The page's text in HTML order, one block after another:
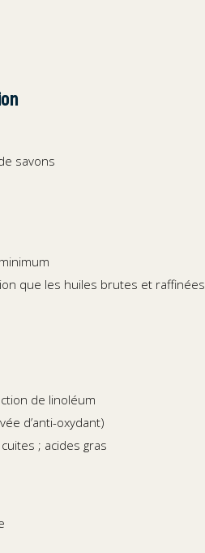
savons
que les huiles brutes et raffinées
de linoléum
d’anti-oxydant)
; acides gras